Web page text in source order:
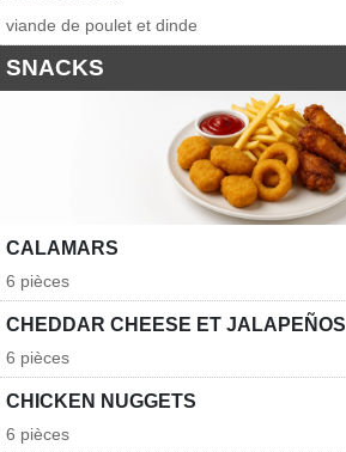
viande de poulet et dinde
SNACKS
CALAMARS
6 pièces
CHEDDAR CHEESE ET JALAPEÑOS
6 pièces
CHICKEN NUGGETS
6 pièces